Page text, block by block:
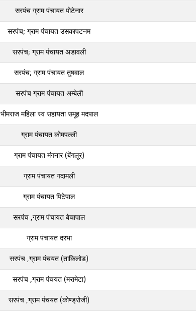
सरपंच ग्राम पंचायत पोटेनार
सरपंच; ग्राम पंचायत उसकापटनम
सरपंच; ग्राम पंचायत अडावली
सरपंच; ग्राम पंचायत तुषवाल
सरपंच ग्राम पंचायत अम्बेली
भीमराज महिला स्‍व सहायता समूह मदपाल
ग्राम पंचायत कोमपल्ली
ग्राम पंचायत मंगनार (बेंगलूर)
ग्राम पंचायत गदामली
ग्राम पंचायत पिटेपाल
सरपंच ,ग्राम पंचायत बेचापाल
ग्राम पंचायत दरभा
सरपंच ,ग्राम पंचयत (ताकिलोड)
सरपंच ,ग्राम पंचयत (मरामेटा)
सरपंच ,ग्राम पंचयत (कोण्ड्रोजी)